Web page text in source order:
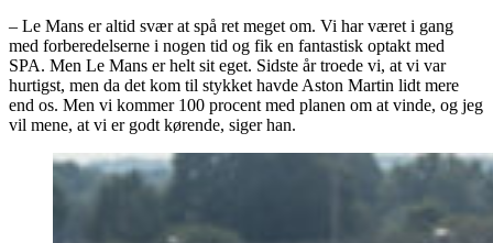
– Le Mans er altid svær at spå ret meget om. Vi har været i gang
med forberedelserne i nogen tid og fik en fantastisk optakt med
SPA. Men Le Mans er helt sit eget. Sidste år troede vi, at vi var
hurtigst, men da det kom til stykket havde Aston Martin lidt mere
end os. Men vi kommer 100 procent med planen om at vinde, og jeg
vil mene, at vi er godt kørende, siger han.